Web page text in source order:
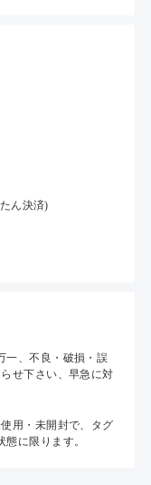
ん決済)
一、不良・破損・誤
せ下さい、早急に対
用・未開封で、タグ
に限ります。